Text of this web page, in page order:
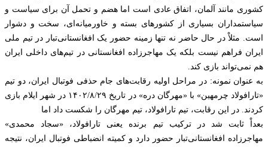
کشوری مانند آلمان، اتفاق عادی است اما هضم و تحمل آن برای سیاست و
سیاستمداران بسیاری از کشورهای بسته و خاورمیانه‌ای، سخت و دشوار
است. مثلاْ در حال حاضر نه تنها زمینه حضور یک افغانستانی‌تبار در تیم ملی
ایران فراهم نیست بلکه یک مهاجرزاده افغانستانی در تیم‌های داخلی ایران
هم نمی‌تواند بازی کند.
به عنوان نمونه: در مراحل اولیه رقابت‌های جام حذفی فوتبال ایران، دو تیم
«تارافولاد چرمهین» با «مهرگان دره» در تاریخ ۱۴۰۲/۸/۲۹ در شهر ایلام بازی
کردند. در این رقابت، تیم تارافولاد، تیم مهرگان را شکست داد اما
بعداْ ثابت شد در ترکیب تیم برنده یعنی تارافولاد، «سجاد محمدی»
مهاجرزاده افغانستانی‌تبار حضور دارد و کمیته انضباطی فوتبال ایران، نتیجه